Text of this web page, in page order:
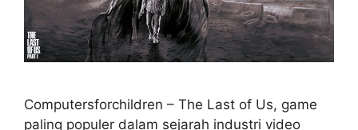
Computersforchildren – The Last of Us, game
paling populer dalam sejarah industri video